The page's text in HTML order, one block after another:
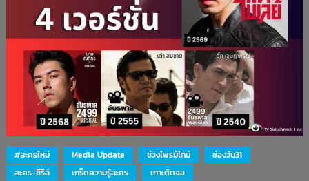
#ละครใหม่ Media Update ช่วงไพรม์ไทม์
ช่องวัน31
ละคร-ซีรีส์
เกร็ดความรู้ละคร เกาะติดจอ